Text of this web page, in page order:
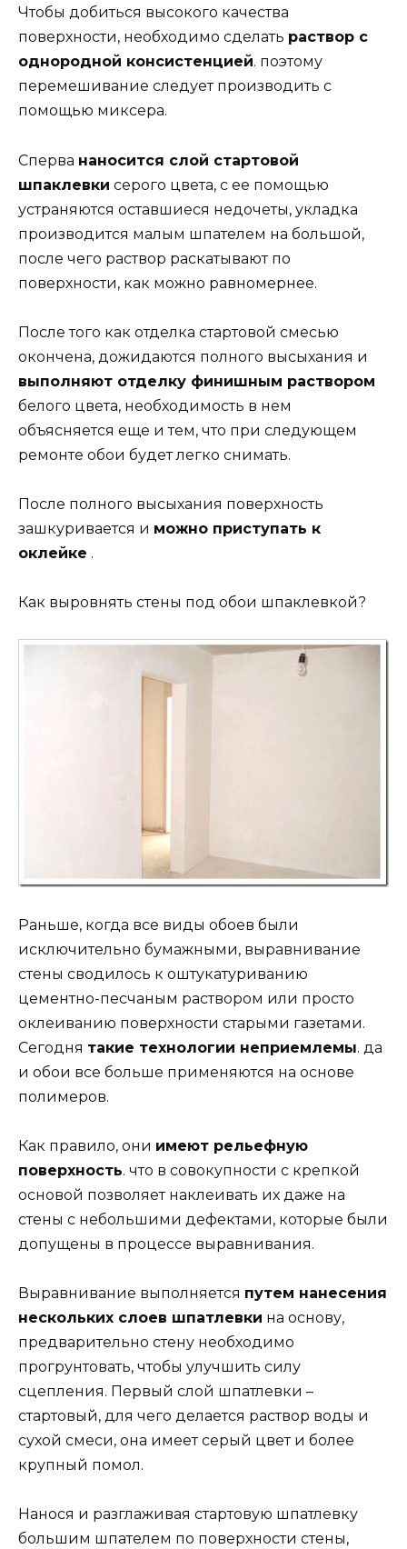
Чтобы добиться высокого качества
поверхности, необходимо сделать раствор с
однородной консистенцией. поэтому
перемешивание следует производить с
помощью миксера.
Сперва наносится слой стартовой
шпаклевки серого цвета, с ее помощью
устраняются оставшиеся недочеты, укладка
производится малым шпателем на большой,
после чего раствор раскатывают по
поверхности, как можно равномернее.
После того как отделка стартовой смесью
окончена, дожидаются полного высыхания и
выполняют отделку финишным раствором
белого цвета, необходимость в нем
объясняется еще и тем, что при следующем
ремонте обои будет легко снимать.
После полного высыхания поверхность
зашкуривается и можно приступать к
оклейке .
Как выровнять стены под обои шпаклевкой?
Раньше, когда все виды обоев были
исключительно бумажными, выравнивание
стены сводилось к оштукатуриванию
цементно-песчаным раствором или просто
оклеиванию поверхности старыми газетами.
Сегодня такие технологии неприемлемы. да
и обои все больше применяются на основе
полимеров.
Как правило, они имеют рельефную
поверхность. что в совокупности с крепкой
основой позволяет наклеивать их даже на
стены с небольшими дефектами, которые были
допущены в процессе выравнивания.
Выравнивание выполняется путем нанесения
нескольких слоев шпатлевки на основу,
предварительно стену необходимо
прогрунтовать, чтобы улучшить силу
сцепления. Первый слой шпатлевки –
стартовый, для чего делается раствор воды и
сухой смеси, она имеет серый цвет и более
крупный помол.
Нанося и разглаживая стартовую шпатлевку
большим шпателем по поверхности стены,